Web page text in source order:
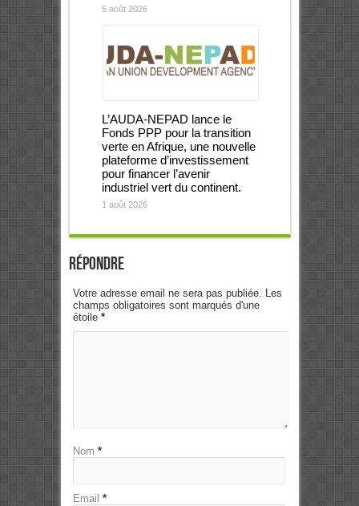
5 août 2026
L’AUDA-NEPAD lance le
Fonds PPP pour la transition
verte en Afrique, une nouvelle
plateforme d’investissement
pour financer l’avenir
industriel vert du continent.
1 août 2026
Répondre
Votre adresse email ne sera pas publiée. Les
champs obligatoires sont marqués d'une
étoile *
Nom *
Email *